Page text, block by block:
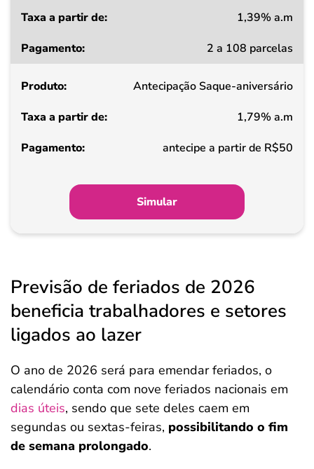
a
de
Pagamento
1,39% a.m
2 a 108 parcelas
Antecipação Saque-aniversário
1,79% a.m
antecipe a partir de R$50
Simular
Previsão de feriados de 2026
beneficia trabalhadores e setores
ligados ao lazer
O ano de 2026 será para emendar feriados, o
calendário conta com nove feriados nacionais em
dias úteis, sendo que sete deles caem em
segundas ou sextas-feiras, possibilitando o fim
de semana prolongado.